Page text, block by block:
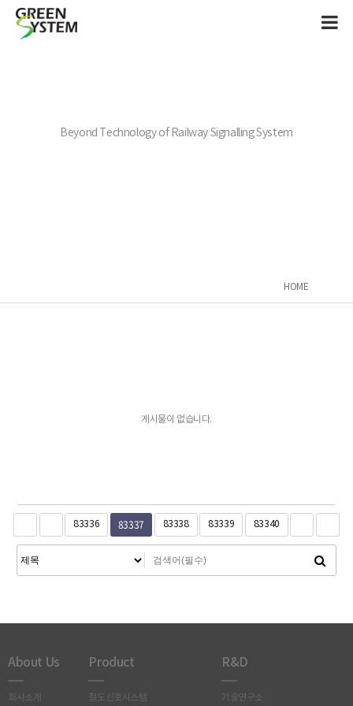
Beyond Technology of Railway Signalling System
HOME
게시물이 없습니다.
83336 83337 83338 83339 83340
About Us
회사소개
Product
철도신호시스템
R&D
기술연구소